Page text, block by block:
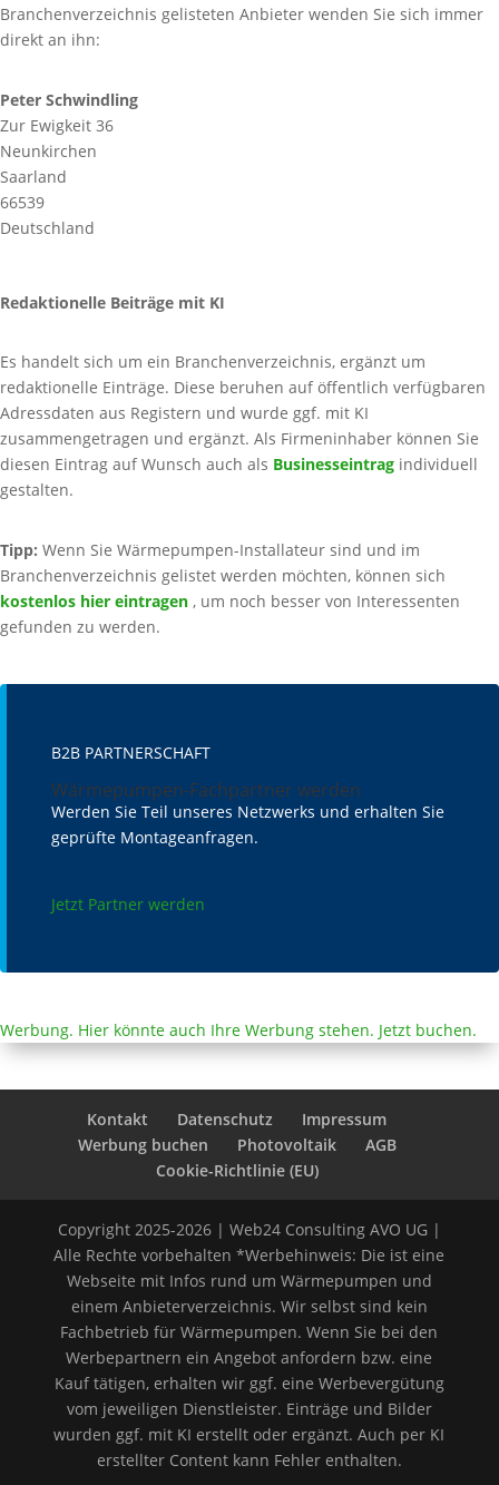
Branchenverzeichnis gelisteten Anbieter wenden Sie sich immer
direkt an ihn:
Peter Schwindling
Zur Ewigkeit 36
Neunkirchen
Saarland
66539
Deutschland
Redaktionelle Beiträge mit KI
Es handelt sich um ein Branchenverzeichnis, ergänzt um
redaktionelle Einträge. Diese beruhen auf öffentlich verfügbaren
Adressdaten aus Registern und wurde ggf. mit KI
zusammengetragen und ergänzt. Als Firmeninhaber können Sie
diesen Eintrag auf Wunsch auch als Businesseintrag individuell
gestalten.
Tipp: Wenn Sie Wärmepumpen-Installateur sind und im
Branchenverzeichnis gelistet werden möchten, können sich
kostenlos hier eintragen , um noch besser von Interessenten
gefunden zu werden.
B2B PARTNERSCHAFT
Wärmepumpen-Fachpartner werden
Werden Sie Teil unseres Netzwerks und erhalten Sie
geprüfte Montageanfragen.
Jetzt Partner werden
Werbung. Hier könnte auch Ihre Werbung stehen. Jetzt buchen.
Kontakt Datenschutz
Impressum
Werbung buchen
Photovoltaik
AGB
Cookie-Richtlinie (EU)
Copyright 2025-2026 | Web24 Consulting AVO UG |
Alle Rechte vorbehalten *Werbehinweis: Die ist eine
Webseite mit Infos rund um Wärmepumpen und
einem Anbieterverzeichnis. Wir selbst sind kein
Fachbetrieb für Wärmepumpen. Wenn Sie bei den
Werbepartnern ein Angebot anfordern bzw. eine
Kauf tätigen, erhalten wir ggf. eine Werbevergütung
vom jeweiligen Dienstleister. Einträge und Bilder
wurden ggf. mit KI erstellt oder ergänzt. Auch per KI
erstellter Content kann Fehler enthalten.